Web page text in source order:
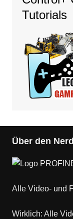
Tutorials
Über den Nerd
Alle Video- und
Wirklich: Alle